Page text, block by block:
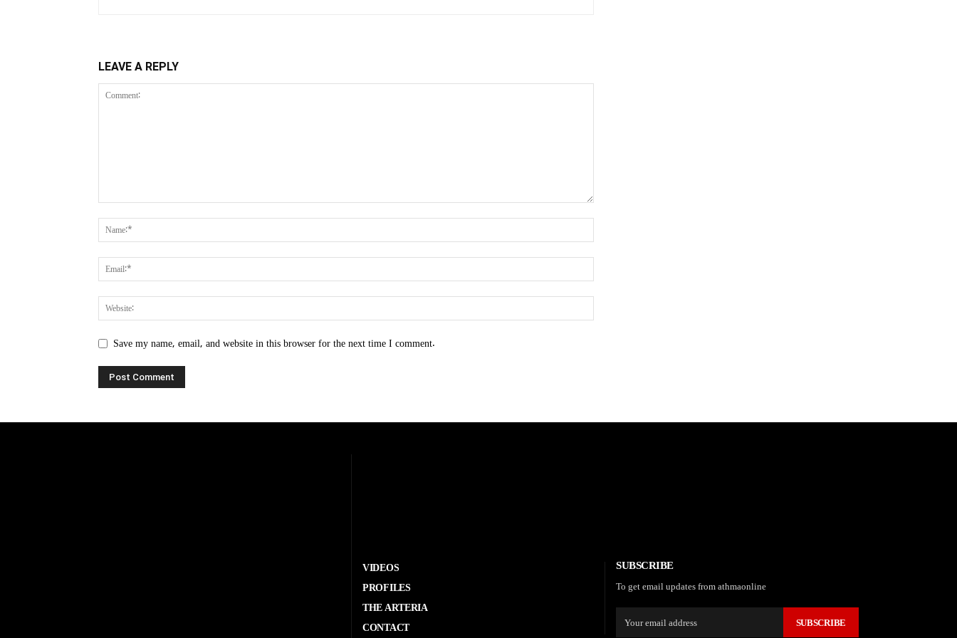
LEAVE A REPLY
Save my name, email, and website in this browser for the next time I comment.
VIDEOS
PROFILES
THE ARTERIA
CONTACT
SUBSCRIBE
To get email updates from athmaonline
SUBSCRIBE